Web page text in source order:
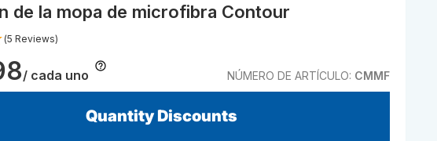
de la mopa de microfibra Contour
(5 Reviews)
/ cada uno NÚMERO DE ARTÍCULO: CMMF
Quantity Discounts